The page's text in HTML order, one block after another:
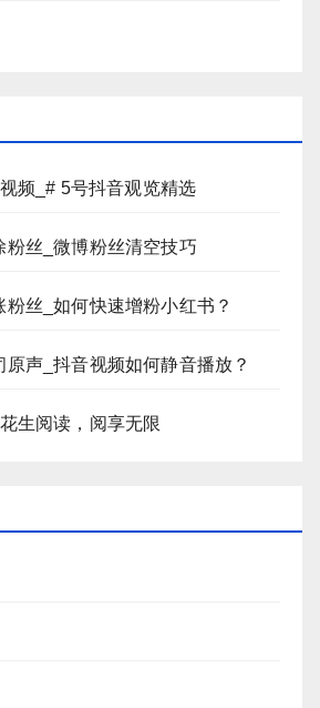
频_# 5号抖音观览精选
粉丝_微博粉丝清空技巧
丝_如何快速增粉小红书？
声_抖音视频如何静音播放？
生阅读，阅享无限